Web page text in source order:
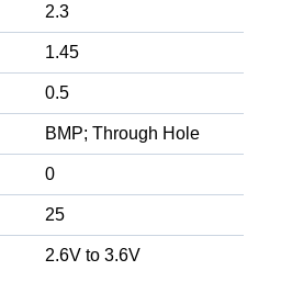
2.3
1.45
0.5
BMP; Through Hole
0
25
2.6V to 3.6V